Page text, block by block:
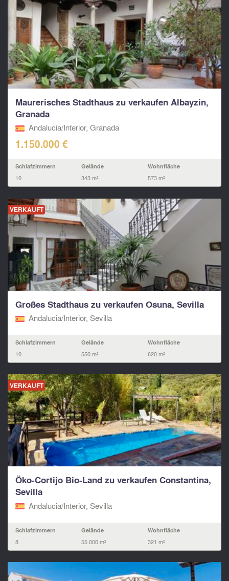
Maurerisches Stadthaus zu verkaufen Albayzin,
Granada
Andalucia/Interior, Granada
1.150.000 €
Schlafzimmern
10
Gelände
343 m²
Wohnfläche
573 m²
VERKAUFT
Großes Stadthaus zu verkaufen Osuna, Sevilla
Andalucia/Interior, Sevilla
Schlafzimmern
10
Gelände
550 m²
Wohnfläche
620 m²
VERKAUFT
Öko-Cortijo Bio-Land zu verkaufen Constantina,
Sevilla
Andalucia/Interior, Sevilla
Schlafzimmern
8
Gelände
55.000 m²
Wohnfläche
321 m²